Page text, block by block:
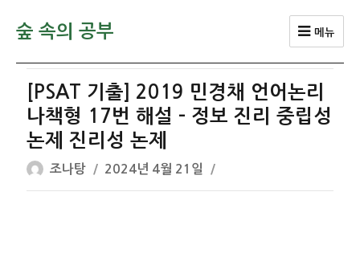
숲 속의 공부 메뉴
[PSAT 기출] 2019 민경채 언어논리
나책형 17번 해설 – 정보 진리 중립성
논제 진리성 논제
글
쓴
조나탕
작
성
2024년 4월 21일